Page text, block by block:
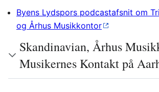
Byens Lydspors podcastafsnit om
og Århus Musikkontor
Skandinavian, Århus
Musikernes Kontakt på